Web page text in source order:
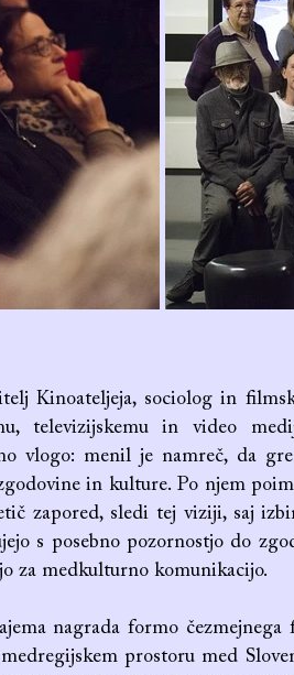
Kinoateljeja, sociolog in
televizijskemu in video
vlogo: menil je namreč, da
in kulture. Po njem
zapored, sledi tej viziji, saj
s posebno pozornostjo do
za medkulturno komunikacijo.
nagrada formo
prostoru med